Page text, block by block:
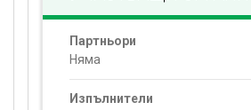
Партньори
Няма
Изпълнители